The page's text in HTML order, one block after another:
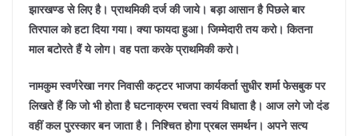
झारखण्ड से लिए है। प्राथमिकी दर्ज की जाये। बड़ा आसान है पिछले बार
तिरपाल को हटा दिया गया। क्या फायदा हुआ। जिम्मेदारी तय करो। कितना
माल बटोरते हैं ये लोग। वह पता करके प्राथमिकी करो।
नामकुम स्वर्णरेखा नगर निवासी कट्टर भाजपा कार्यकर्ता सुधीर शर्मा फेसबुक पर
लिखते हैं कि जो भी होता है घटनाक्रम रचता स्वयं विधाता है। आज लगे जो दंड
वहीं कल पुरस्कार बन जाता है। निश्चित होगा प्रबल समर्थन। अपने सत्य